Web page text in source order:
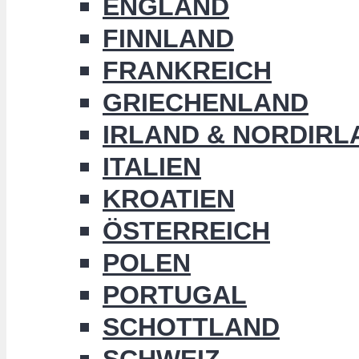
ENGLAND
FINNLAND
FRANKREICH
GRIECHENLAND
IRLAND &
ITALIEN
KROATIEN
ÖSTERREICH
POLEN
PORTUGAL
SCHOTTLAND